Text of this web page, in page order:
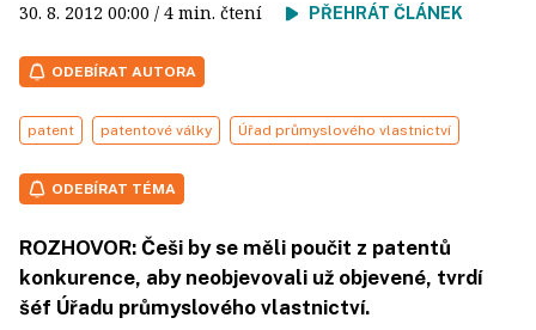
30. 8. 2012 00:00 / 4 min. čtení PŘEHRÁT ČLÁNEK
ODEBÍRAT AUTORA
patent patentové války Úřad průmyslového vlastnictví
ODEBÍRAT TÉMA
ROZHOVOR: Češi by se měli poučit z patentů
konkurence, aby neobjevovali už objevené, tvrdí
šéf Úřadu průmyslového vlastnictví.